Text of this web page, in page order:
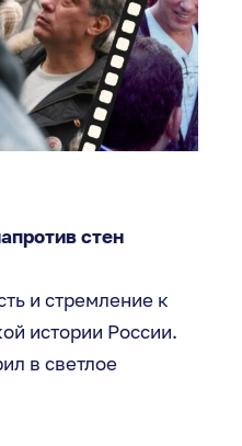
стен
и стремление к
истории России.
в светлое